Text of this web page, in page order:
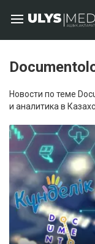
Новости по теме
и аналитика в